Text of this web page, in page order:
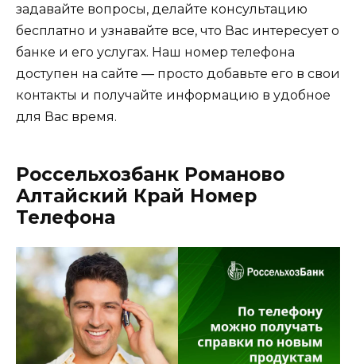
задавайте вопросы, делайте консультацию
бесплатно и узнавайте все, что Вас интересует о
банке и его услугах. Наш номер телефона
доступен на сайте — просто добавьте его в свои
контакты и получайте информацию в удобное
для Вас время.
Россельхозбанк Романово
Алтайский Край Номер
Телефона